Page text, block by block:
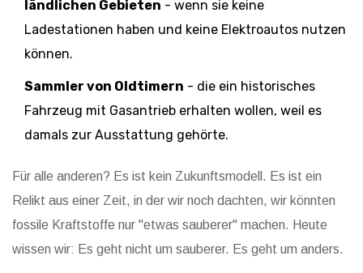
ländlichen Gebieten - wenn sie keine
Ladestationen haben und keine Elektroautos nutzen
können.
Sammler von Oldtimern - die ein historisches
Fahrzeug mit Gasantrieb erhalten wollen, weil es
damals zur Ausstattung gehörte.
Für alle anderen? Es ist kein Zukunftsmodell. Es ist ein
Relikt aus einer Zeit, in der wir noch dachten, wir könnten
fossile Kraftstoffe nur "etwas sauberer" machen. Heute
wissen wir: Es geht nicht um sauberer. Es geht um anders.